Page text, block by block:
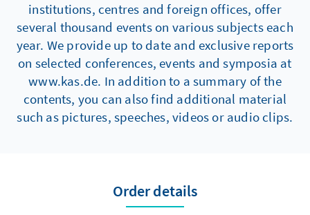
institutions, centres and foreign offices, offer
several thousand events on various subjects each
year. We provide up to date and exclusive reports
on selected conferences, events and symposia at
www.kas.de. In addition to a summary of the
contents, you can also find additional material
such as pictures, speeches, videos or audio clips.
Order details